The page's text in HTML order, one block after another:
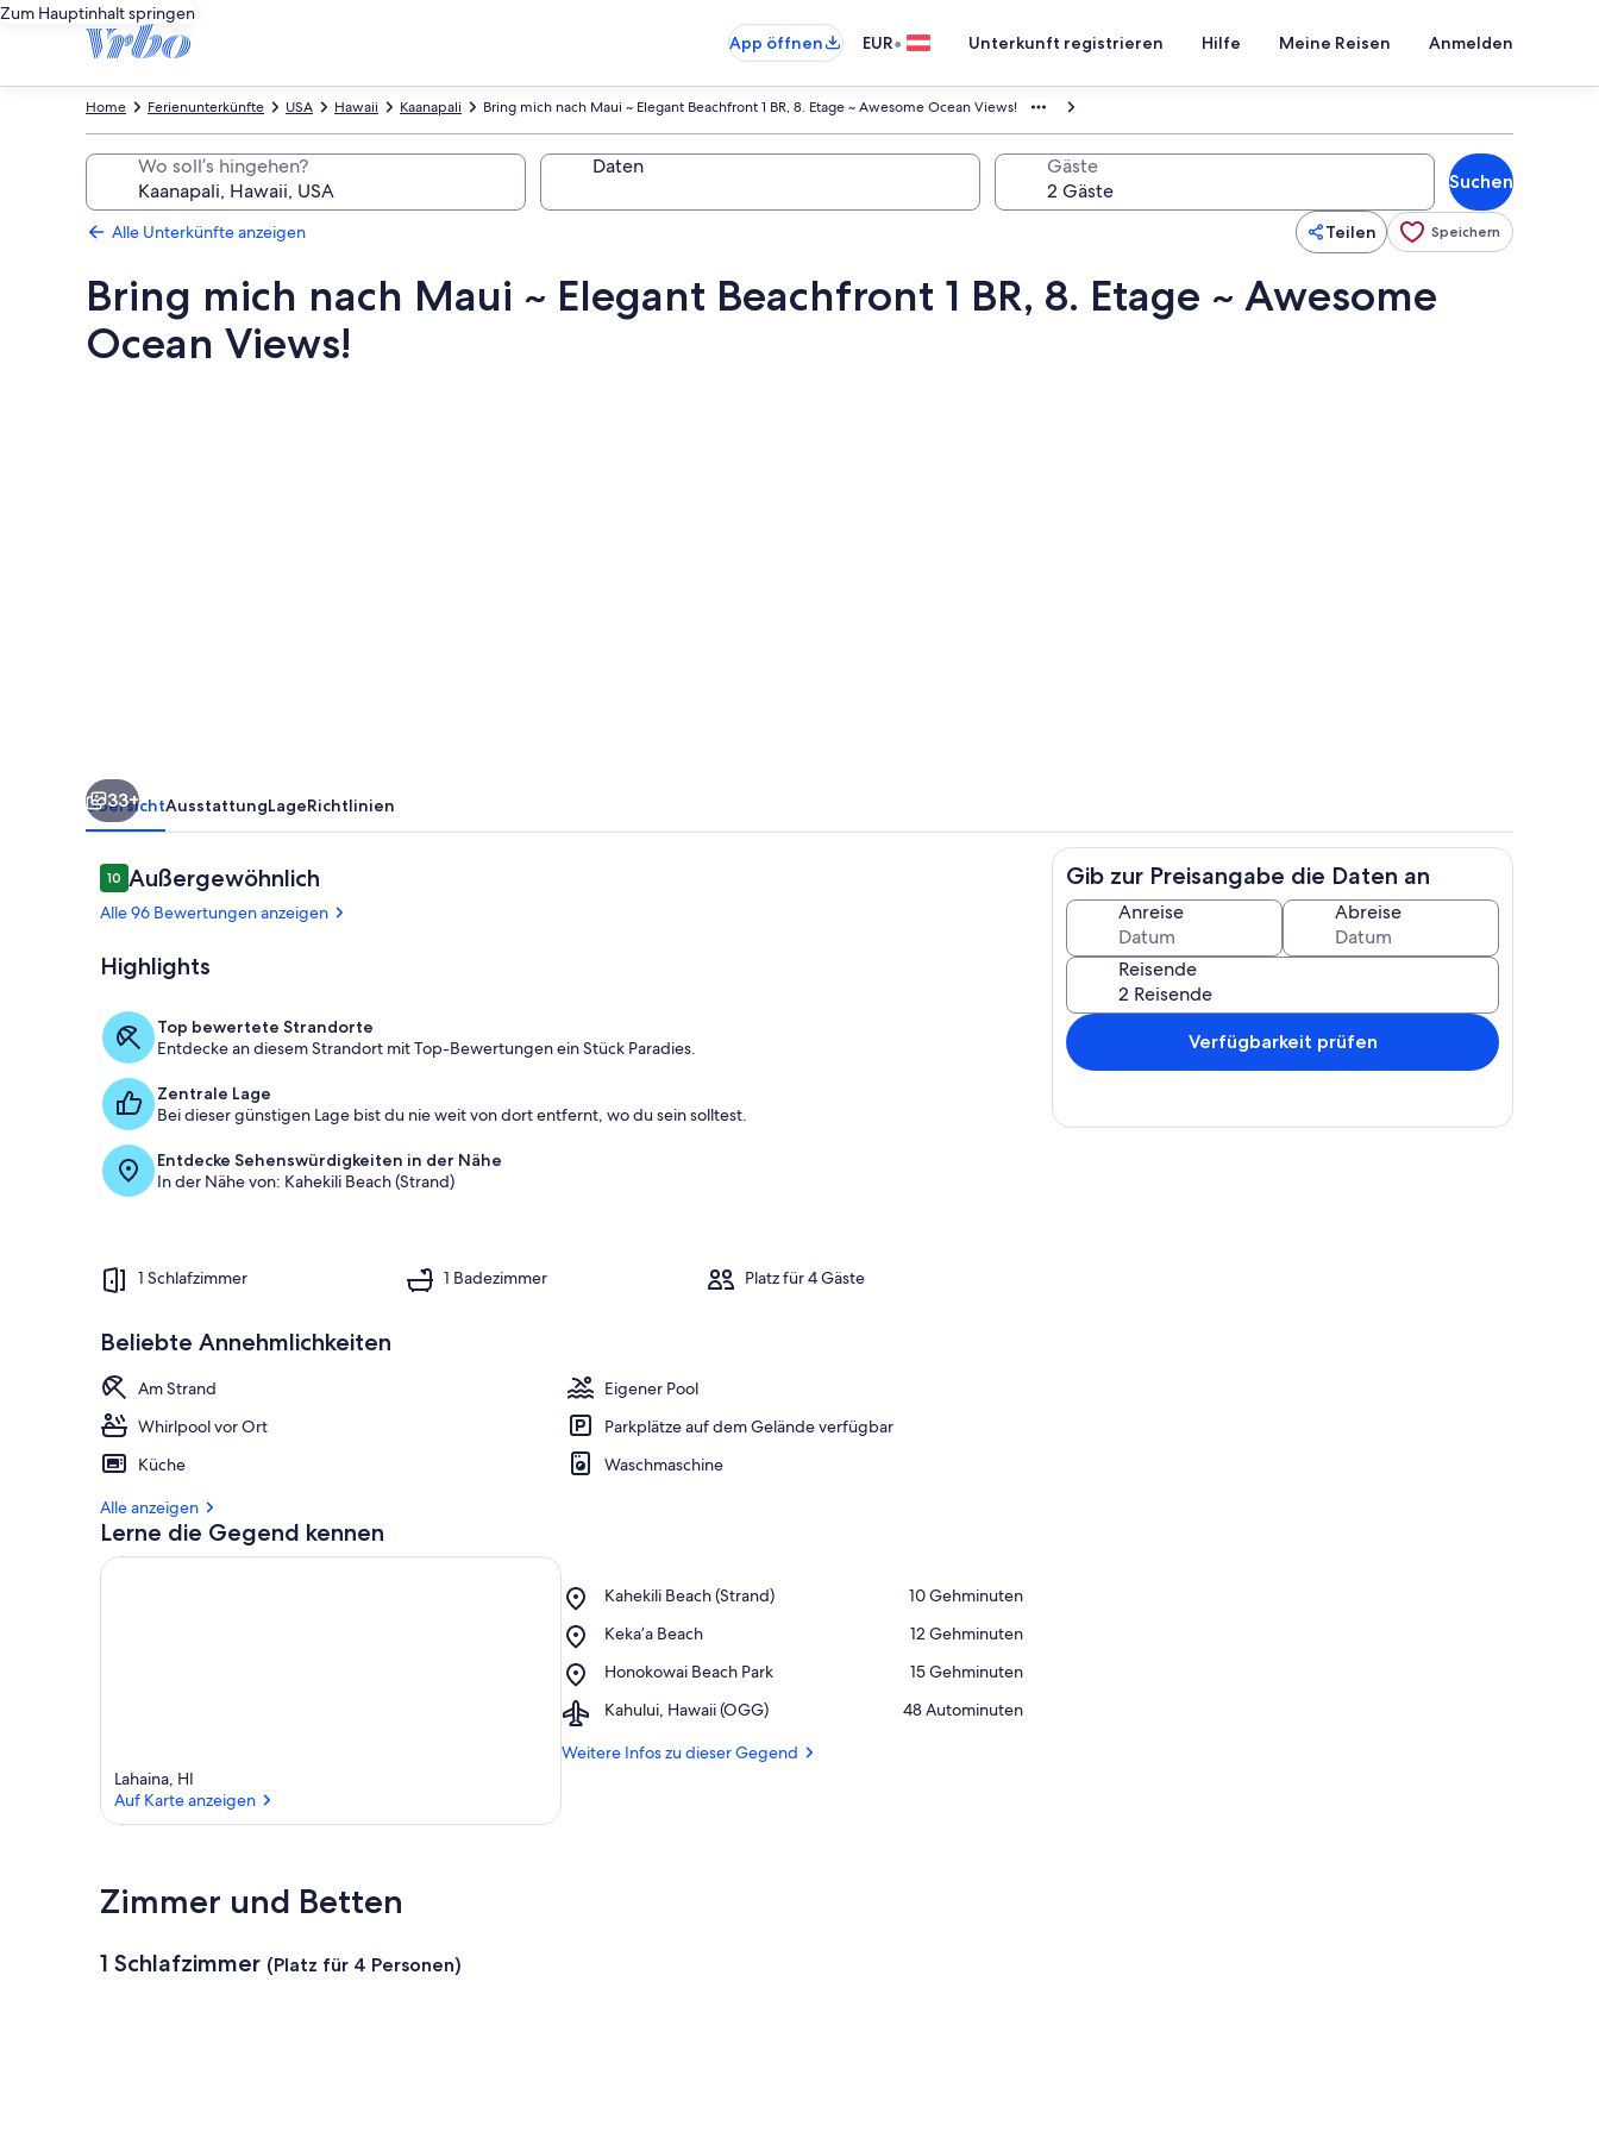
Zum Hauptinhalt springen
App öffnen
EUR• Unterkunft registrieren Hilfe Meine Reisen Anmelden
Bring mich nach Maui ~ Elegant Beachfront 1 BR, 8. Etage ~ Awesome Ocean Views!
Kaanapali
Hawaii
USA
Ferienunterkünfte
Home
Wo soll’s hingehen? Daten Gäste
Suchen
Alle Unterkünfte anzeigen Teilen Speichern
Bring mich nach Maui ~ Elegant Beachfront 1 BR, 8. Etage ~ Awesome
Ocean Views!
8.
Etage
~
Awesome
Ocean
Wohnbereich
33+
ÜbersichtAusstattungLageRichtlinien
Bewertungen
1010 von 10.
Außergewöhnlich
Alle 96 Bewertungen anzeigen
Highlights
Top bewertete Strandorte
Entdecke an diesem Strandort mit Top-Bewertungen ein Stück Paradies.
Zentrale Lage
Bei dieser günstigen Lage bist du nie weit von dort entfernt, wo du sein solltest.
Entdecke Sehenswürdigkeiten in der Nähe
In der Nähe von: Kahekili Beach (Strand)
1 Schlafzimmer 1 Badezimmer Platz für 4 Gäste
Beliebte Annehmlichkeiten
Am Strand
Eigener Pool
Whirlpool vor Ort
Parkplätze auf dem Gelände verfügbar
Küche
Waschmaschine
Alle anzeigen
Lerne die Gegend kennen
Lahaina, HI
Auf Karte anzeigen
Kahekili Beach (Strand)
Place,
Beach
‪10 Gehminuten‬
Keka’a Beach
Place,
Beach
‪12 Gehminuten‬
Honokowai Beach Park
Place,
Beach
‪15 Gehminuten‬
Kahului, Hawaii (OGG)
Airport,
Hawaii
‪48 Autominuten‬
Weitere Infos zu dieser Gegend
Zimmer und Betten
1 Schlafzimmer (Platz für 4 Personen)
Gib zur Preisangabe die Daten an
Anreise Abreise
Reisende
Verfügbarkeit prüfen